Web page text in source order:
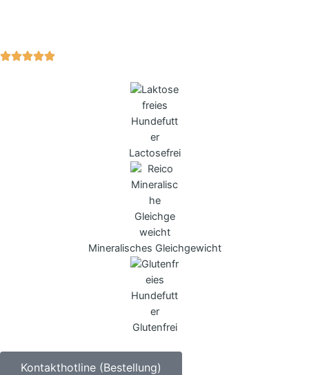
Lactosefrei
Mineralisches Gleichgewicht
Glutenfrei
Kontakthotline (Bestellung)